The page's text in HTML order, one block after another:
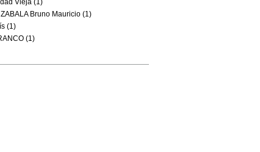
Vieja (1)
ZABALA Bruno Mauricio (1)
(1)
(1)